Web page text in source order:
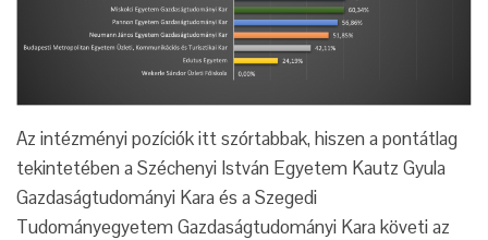
Az intézményi pozíciók itt szórtabbak, hiszen a pontátlag
tekintetében a Széchenyi István Egyetem Kautz Gyula
Gazdaságtudományi Kara és a Szegedi
Tudományegyetem Gazdaságtudományi Kara követi az